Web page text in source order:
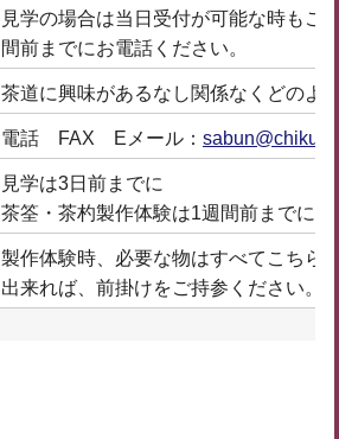
見学の場合は当日受付が可能な時もご
間前までにお電話ください。
茶道に興味があるなし関係なくどのよ
電話 FAX Eメール：
見学は3日前までに
茶筌・茶杓製作体験は1週間前までに
製作体験時、必要な物はすべてこちら
出来れば、前掛けをご持参ください。